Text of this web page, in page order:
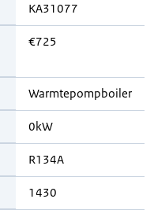
KA31077
€725
Warmtepompboiler
0kW
R134A
1430